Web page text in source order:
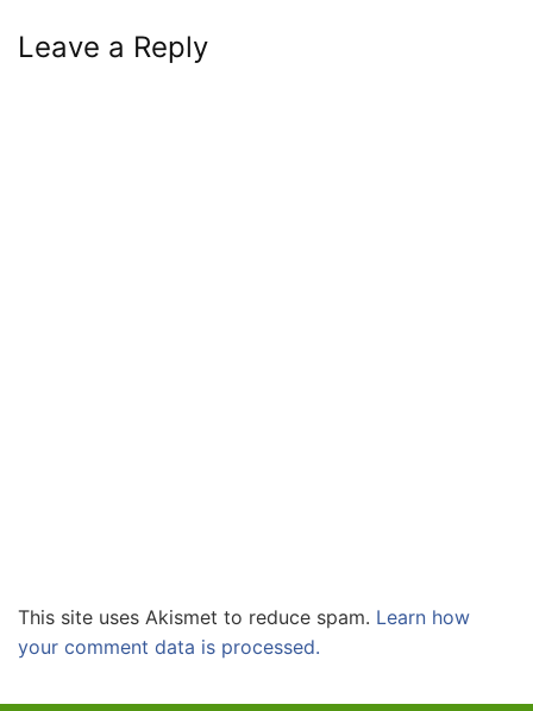
Leave a Reply
This site uses Akismet to reduce spam. Learn how
your comment data is processed.